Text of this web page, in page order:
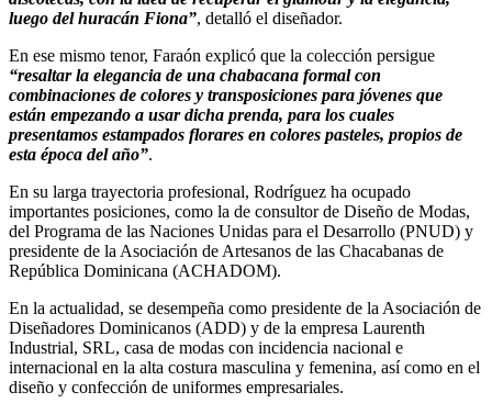
luego del huracán Fiona”, detalló el diseñador.
En ese mismo tenor, Faraón explicó que la colección persigue
“resaltar la elegancia de una chabacana formal con
combinaciones de colores y transposiciones para jóvenes que
están empezando a usar dicha prenda, para los cuales
presentamos estampados florares en colores pasteles, propios de
esta época del año”.
En su larga trayectoria profesional, Rodríguez ha ocupado
importantes posiciones, como la de consultor de Diseño de Modas,
del Programa de las Naciones Unidas para el Desarrollo (PNUD) y
presidente de la Asociación de Artesanos de las Chacabanas de
República Dominicana (ACHADOM).
En la actualidad, se desempeña como presidente de la Asociación de
Diseñadores Dominicanos (ADD) y de la empresa Laurenth
Industrial, SRL, casa de modas con incidencia nacional e
internacional en la alta costura masculina y femenina, así como en el
diseño y confección de uniformes empresariales.